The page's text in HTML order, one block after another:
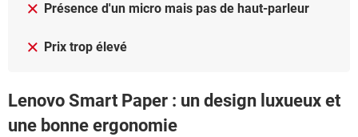
Présence d'un micro mais pas de haut-parleur
Prix trop élevé
Lenovo Smart Paper : un design luxueux et
une bonne ergonomie